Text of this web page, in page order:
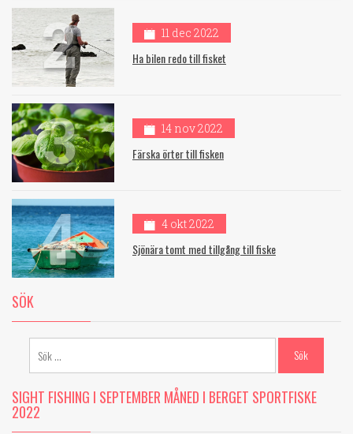
2 11 dec 2022
Ha bilen redo till fisket
3 14 nov 2022
Färska örter till fisken
4 4 okt 2022
Sjönära tomt med tillgång till fiske
SÖK
efter:
SIGHT FISHING I SEPTEMBER MÅNED I BERGET SPORTFISKE
2022